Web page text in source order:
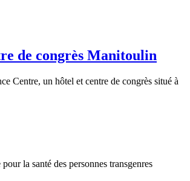
de congrès Manitoulin
Centre, un hôtel et centre de congrès situé à
la santé des personnes transgenres